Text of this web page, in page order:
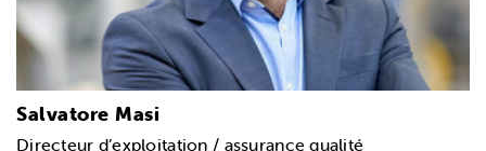
Salvatore Masi
Directeur d’exploitation / assurance qualité